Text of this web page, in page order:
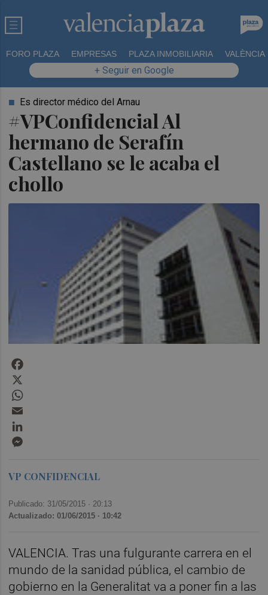
FORO PLAZA EMPRESAS PLAZA INMOBILIARIA VALÈNCIA
+ Seguir en Google
#VPConfidencial Al
hermano de Serafín
Castellano se le acaba el
chollo
Es director médico del Arnau
VP CONFIDENCIAL
Publicado: 31/05/2015 · 20:13
Actualizado: 01/06/2015 · 10:42
VALENCIA. Tras una fulgurante carrera en el
mundo de la sanidad pública, el cambio de
gobierno en la Generalitat va a poner fin a las